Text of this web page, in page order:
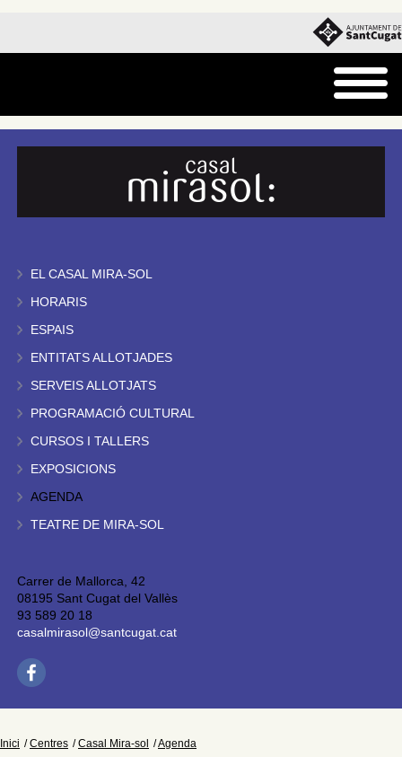
EL CASAL MIRA-SOL
HORARIS
ESPAIS
ENTITATS ALLOTJADES
SERVEIS ALLOTJATS
PROGRAMACIÓ CULTURAL
CURSOS I TALLERS
EXPOSICIONS
AGENDA
TEATRE DE MIRA-SOL
Carrer de Mallorca, 42
08195 Sant Cugat del Vallès
93 589 20 18
casalmirasol@santcugat.cat
Inici Centres Casal Mira-sol Agenda